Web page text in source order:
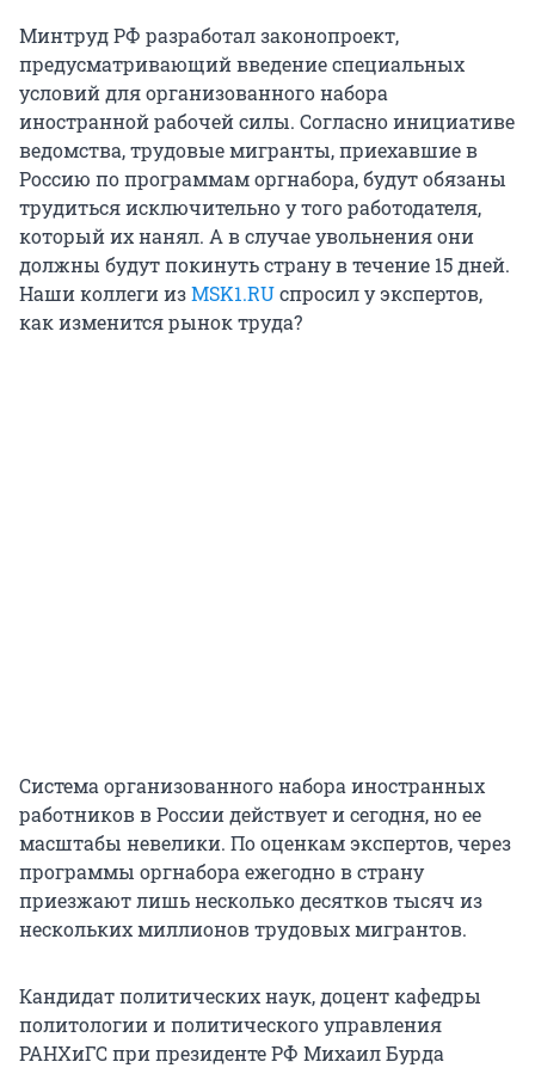
Минтруд РФ разработал законопроект,
предусматривающий введение специальных
условий для организованного набора
иностранной рабочей силы. Согласно инициативе
ведомства, трудовые мигранты, приехавшие в
Россию по программам оргнабора, будут обязаны
трудиться исключительно у того работодателя,
который их нанял. А в случае увольнения они
должны будут покинуть страну в течение 15 дней.
Наши коллеги изMSK1.RUспросил у экспертов,
как изменится рынок труда?
Система организованного набора иностранных
работников в России действует и сегодня, но ее
масштабы невелики. По оценкам экспертов, через
программы оргнабора ежегодно в страну
приезжают лишь несколько десятков тысяч из
нескольких миллионов трудовых мигрантов.
Кандидат политических наук, доцент кафедры
политологии и политического управления
РАНХиГС при президенте РФ Михаил Бурда